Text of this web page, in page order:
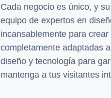
Cada negocio es único, y
equipo de expertos en
incansablemente para
completamente adaptadas
diseño y tecnología para
mantenga a tus visitantes